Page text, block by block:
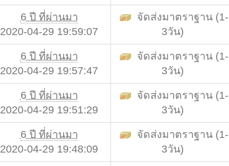
6 ปี ที่ผ่านมา
2020-04-29 19:59:07
จัดส่งมาตราฐาน (1-
3วัน)
6 ปี ที่ผ่านมา
2020-04-29 19:57:47
จัดส่งมาตราฐาน (1-
3วัน)
6 ปี ที่ผ่านมา
2020-04-29 19:51:29
จัดส่งมาตราฐาน (1-
3วัน)
6 ปี ที่ผ่านมา
2020-04-29 19:48:09
จัดส่งมาตราฐาน (1-
3วัน)